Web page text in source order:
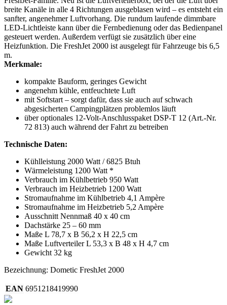
breite Kanäle in alle 4 Richtungen ausgeblasen wird – es entsteht ein
sanfter, angenehmer Luftvorhang. Die rundum laufende dimmbare
LED-Lichtleiste kann über die Fernbedienung oder das Bedienpanel
gesteuert werden. Außerdem verfügt sie zusätzlich über eine
Heizfunktion. Die FreshJet 2000 ist ausgelegt für Fahrzeuge bis 6,5
m.
Merkmale:
kompakte Bauform, geringes Gewicht
angenehm kühle, entfeuchtete Luft
mit Softstart – sorgt dafür, dass sie auch auf schwach
abgesicherten Campingplätzen problemlos läuft
über optionales 12-Volt-Anschlusspaket DSP-T 12 (Art.-Nr.
72 813) auch während der Fahrt zu betreiben
Technische Daten:
Kühlleistung 2000 Watt / 6825 Btuh
Wärmeleistung 1200 Watt *
Verbrauch im Kühlbetrieb 950 Watt
Verbrauch im Heizbetrieb 1200 Watt
Stromaufnahme im Kühlbetrieb 4,1 Ampère
Stromaufnahme im Heizbetrieb 5,2 Ampère
Ausschnitt Nennmaß 40 x 40 cm
Dachstärke 25 – 60 mm
Maße L 78,7 x B 56,2 x H 22,5 cm
Maße Luftverteiler L 53,3 x B 48 x H 4,7 cm
Gewicht 32 kg
Bezeichnung: Dometic FreshJet 2000
EAN 6951218419990